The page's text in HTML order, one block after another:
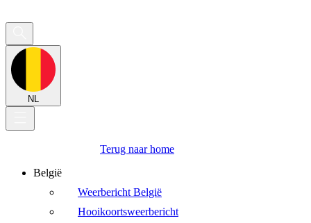
NL
Terug naar home
België
Weerbericht België
Hooikoortsweerbericht